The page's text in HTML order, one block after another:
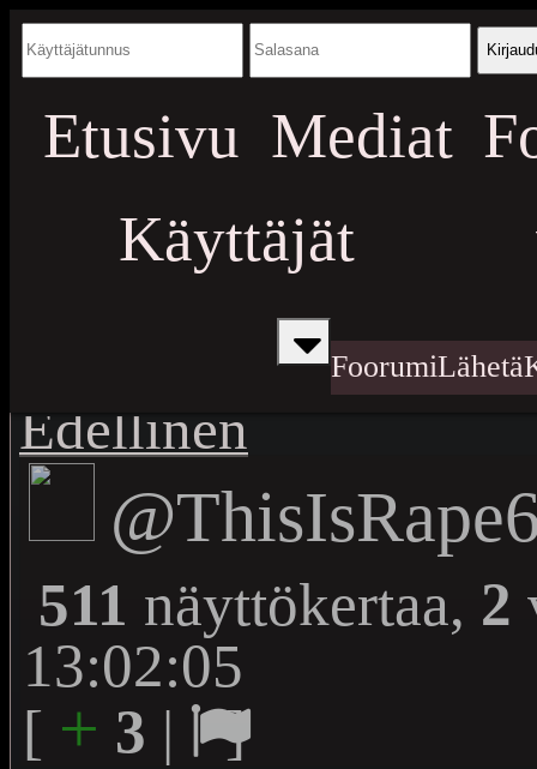
Etusivu Mediat
Käyttäjät
FoorumiLähetä
Edellinen
511 näyttökertaa, 2
13:02:05
[ + 3 | ]